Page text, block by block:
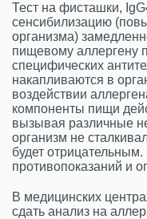
Тест на фисташки,
сенсибилизацию
организма)
пищевому аллергену
специфических
накапливаются в
воздействии
компоненты пищи
вызывая различные
организм не
будет
противопоказаний и
В медицинских
сдать анализ на